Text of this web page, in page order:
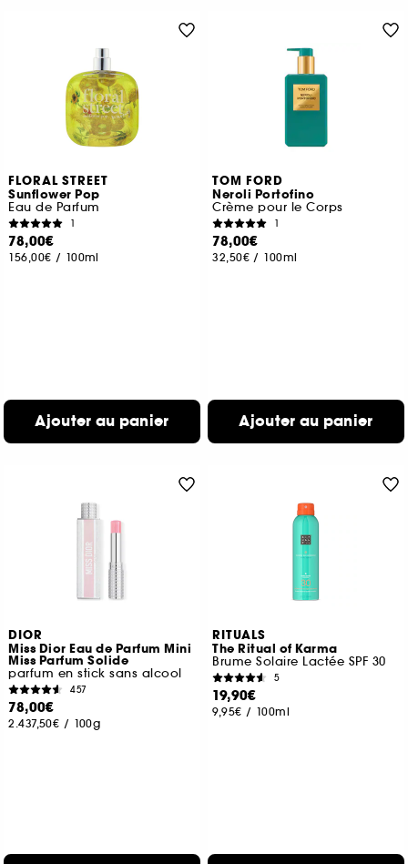
FLORAL STREET
Sunflower Pop
Eau de Parfum
1
78,00€
156,00€ / 100ml
Ajouter au panier
TOM FORD
Neroli Portofino
Crème pour le Corps
1
78,00€
32,50€ / 100ml
Ajouter au panier
DIOR
Miss Dior Eau de Parfum Mini
Miss Parfum Solide
parfum en stick sans alcool
457
78,00€
2.437,50€ / 100g
RITUALS
The Ritual of Karma
Brume Solaire Lactée SPF 30
5
19,90€
9,95€ / 100ml